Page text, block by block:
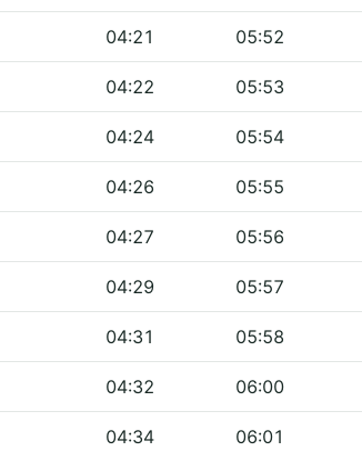
04:21 05:52
04:22 05:53
04:24 05:54
04:26 05:55
04:27 05:56
04:29 05:57
04:31 05:58
04:32 06:00
04:34 06:01